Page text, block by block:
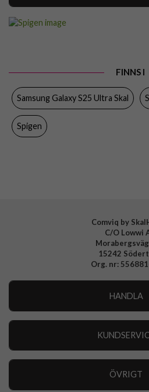
Färg
Material
Varumärke
FINNS I
Samsung Galaxy S25 Ultra Skal
Spigen
Comviq by
C/O Lowwi
15242
Org. nr:
HANDLA
ÖVRIGT